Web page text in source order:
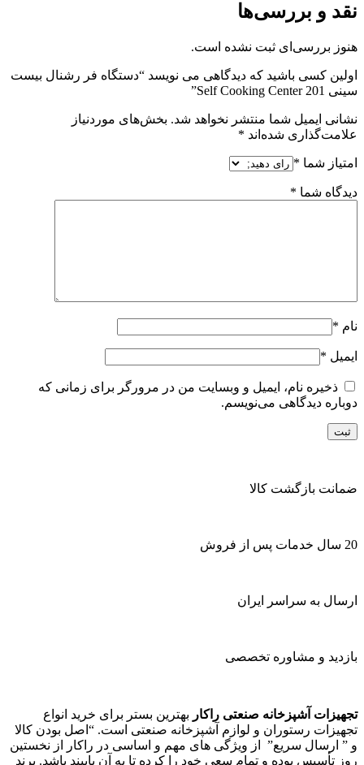
نقد و بررسی‌ها
هنوز بررسی‌ای ثبت نشده است.
اولین کسی باشید که دیدگاهی می نویسد “دستگاه فر رشنال بیست
سینی Self Cooking Center 201”
نشانی ایمیل شما منتشر نخواهد شد. بخش‌های موردنیاز
علامت‌گذاری شده‌اند *
امتیاز شما *
دیدگاه شما *
نام *
ایمیل *
ذخیره نام، ایمیل و وبسایت من در مرورگر برای زمانی که
دوباره دیدگاهی می‌نویسم.
ضمانت بازگشت کالا
20 سال خدمات پس از فروش
ارسال به سراسر ایران
بازدید و مشاوره تخصصی
تجهیزات آشپزخانه صنعتی راکار بهترین بستر برای خرید انواع
تجهیزات رستوران و لوازم آشپزخانه صنعتی است. “اصل بودن کالا
و ” ارسال سریع” از ویژگی های مهم و اساسی در راکار از نخستین
روز تأسیس بوده و تمام سعی خود را کرده تا به آن پایبند باشد. برند